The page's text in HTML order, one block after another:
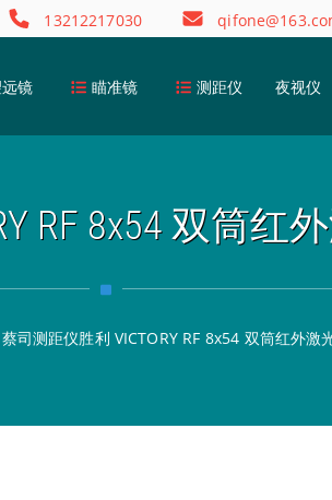
13212217030
镜 瞄准镜 测距仪 夜视仪
RF 8x54 双筒红
蔡司测距仪胜利 VICTORY RF 8x54 双筒红外激